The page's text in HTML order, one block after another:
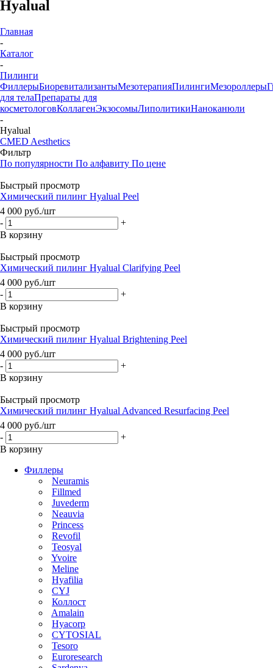
Hyalual
Главная
-
Каталог
-
Пилинги
ФиллерыБиоревитализантыМезотерапияПилингиМезороллеры
для телаПрепараты для
косметологовКоллагенЭкзосомыЛиполитикиНаноканюли
-
Hyalual
CMED Aesthetics
Фильтр
По популярности По алфавиту По цене
Быстрый просмотр
Химический пилинг Hyalual Peel
4 000 руб./шт
-
+
В корзину
Быстрый просмотр
Химический пилинг Hyalual Clarifying Peel
4 000 руб./шт
-
+
В корзину
Быстрый просмотр
Химический пилинг Hyalual Brightening Peel
4 000 руб./шт
-
+
В корзину
Быстрый просмотр
Химический пилинг Hyalual Advanced Resurfacing Peel
4 000 руб./шт
-
+
В корзину
Филлеры
Neuramis
Fillmed
Juvederm
Neauvia
Princess
Revofil
Teosyal
Yvoire
Meline
Hyafilia
CYJ
Коллост
Amalain
Hyacorp
CYTOSIAL
Tesoro
Euroresearch